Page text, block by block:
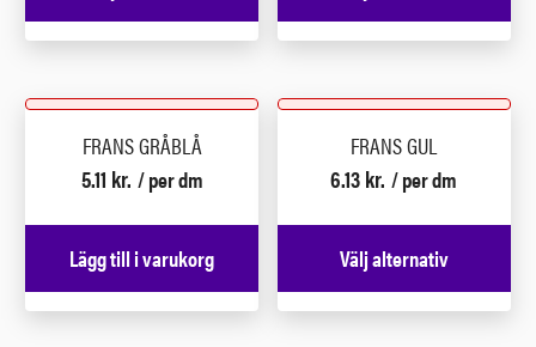
FRANS GRÅBLÅ
5.11 kr. / per dm
Lägg till i varukorg
FRANS GUL
6.13kr. / per dm
Välj alternativ